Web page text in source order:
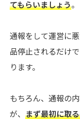
てもらいましょう。
通報をして運営に
品停止されるだけ
ります。
もちろん、通報の
が、 まず最初に取